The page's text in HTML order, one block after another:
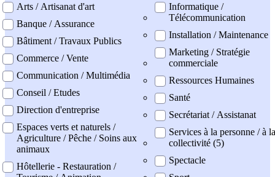
Arts / Artisanat d'art
Banque / Assurance
Bâtiment / Travaux Publics
Commerce / Vente
Communication / Multimédia
Conseil / Etudes
Direction d'entreprise
Espaces verts et naturels /
Agriculture / Pêche / Soins aux
animaux
Hôtellerie - Restauration /
Informatique /
Télécommunication
Installation / Maintenance
Marketing / Stratégie
commerciale
Ressources Humaines
Santé
Secrétariat / Assistanat
Services à la personne / à la
collectivité (5)
Spectacle